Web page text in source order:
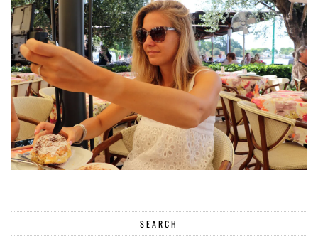
SEARCH